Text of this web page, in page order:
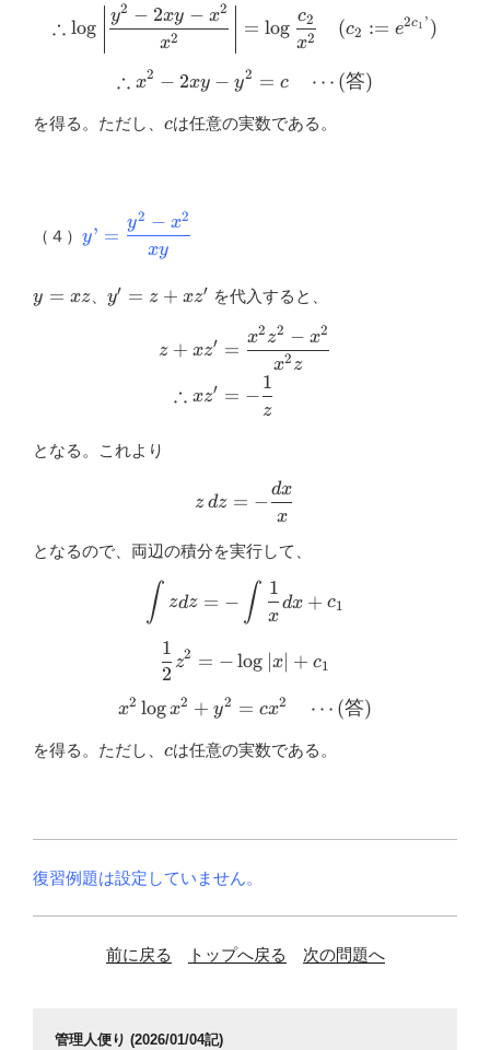
\therefore \log
∴ log
x2
y2 − 2xy − x2
= log
x2
c2 (c2 := e2c1 ’ )
\therefore x^{2}-2 x y-
∴ x2 − 2xy − y2 = c ⋯ (答)
を得る。ただし、 c
cは任意の実数である。
（４）
y’=\dfrac{y^2-
x^2}{xy}
y’ =
xy
y2 − x2
y=xz
y = xz、 y^{\prime}=z+x
y′ = z + xz′ を代入すると、
\begin{aligned} z+x
z + xz′
∴ xz′
=
x2z
x2z2 − x2
= −
z
1
となる。これより
z\,d z=-\frac{d x}{x}
z dz = −
x
dx
となるので、両辺の積分を実行して、
\int z d z=-\int
∫ zdz = − ∫ x
1
dx + c1
\frac{1}{2} z^{2}=-\log
2
1
z2 = − log x∣ + c1
x^{2} \log x^{2}+y^{2}=c
x2 logx2 + y2 = cx2 ⋯ (答)
を得る。ただし、 c
cは任意の実数である。
復習例題は設定していません。
前に戻る トップへ戻る 次の問題へ
管理人便り (2026/01/04記)